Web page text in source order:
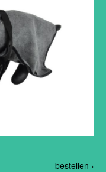
bestellen ›